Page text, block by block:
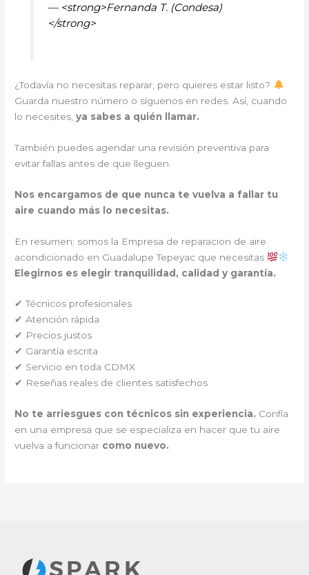
— <strong>Fernanda T. (Condesa)
</strong>
¿Todavía no necesitas reparar, pero quieres estar listo?
Guarda nuestro número o síguenos en redes. Así, cuando
lo necesites,ya sabes a quién llamar.
También puedes agendar una revisión preventiva para
evitar fallas antes de que lleguen.
Nos encargamos de que nunca te vuelva a fallar tu
aire cuando más lo necesitas.
En resumen: somos la Empresa de reparacion de aire
acondicionado en Guadalupe Tepeyac que necesitas
Elegirnos es elegir tranquilidad, calidad y garantía.
✔ Técnicos profesionales
✔ Atención rápida
✔ Precios justos
✔ Garantía escrita
✔ Servicio en toda CDMX
✔ Reseñas reales de clientes satisfechos
No te arriesgues con técnicos sin experiencia. Confía
en una empresa que se especializa en hacer que tu aire
vuelva a funcionar como nuevo.